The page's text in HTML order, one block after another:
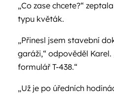
„Co zase chcete?“
typu květák.
„Přinesl jsem stavební
garáži,“ odpověděl Karel.
formulář T-438.“
„Už je po úředních